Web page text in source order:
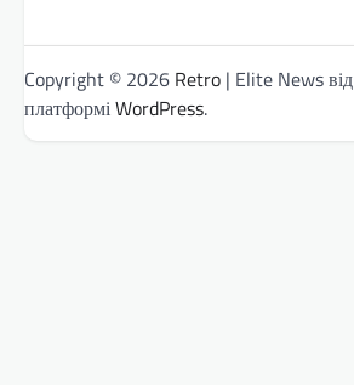
Copyright © 2026 Retro | Elite News від
платформіWordPress.